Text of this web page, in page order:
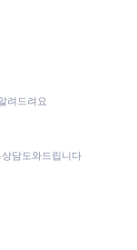
려드려요
담도와드립니다